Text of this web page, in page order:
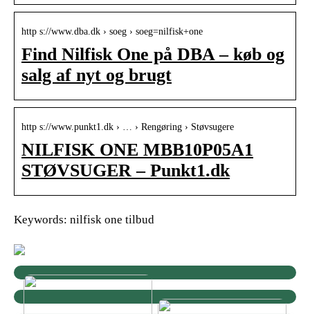
http s://www.dba.dk › soeg › soeg=nilfisk+one
Find Nilfisk One på DBA – køb og
salg af nyt og brugt
http s://www.punkt1.dk › … › Rengøring › Støvsugere
NILFISK ONE MBB10P05A1
STØVSUGER – Punkt1.dk
Keywords: nilfisk one tilbud